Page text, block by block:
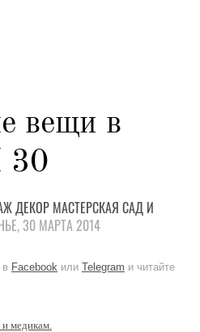
вещи в
30
ДЕКОР МАСТЕРСКАЯ САД И
30 МАРТА 2014
Facebook или Telegram и читайте
медикам.